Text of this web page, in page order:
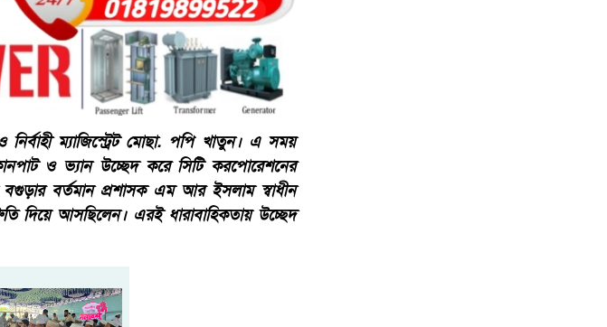
ম্যাজিস্ট্রেট মোছা. পপি খাতুন। এ সময়
ও ভ্যান উচ্ছেদ করে সিটি করপোরেশনের
বগুড়ার বর্তমান প্রশাসক এম আর ইসলাম স্বাধীন
দিয়ে আসছিলেন। এরই ধারাবাহিকতায় উচ্ছেদ